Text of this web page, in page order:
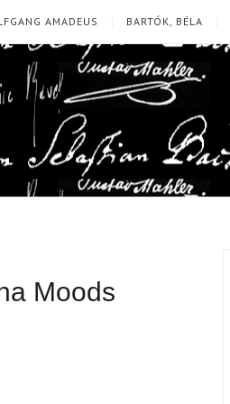
AMADEUS BARTÓK, BÉLA
Moods